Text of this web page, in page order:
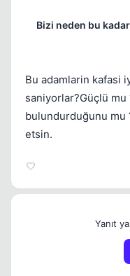
Bizi neden bu
Bu adamlarin kafasi
saniyorlar?Güçlü
bulundurduğunu mu
etsin.
Yanıt